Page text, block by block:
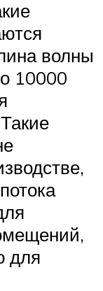
волны
10000
для